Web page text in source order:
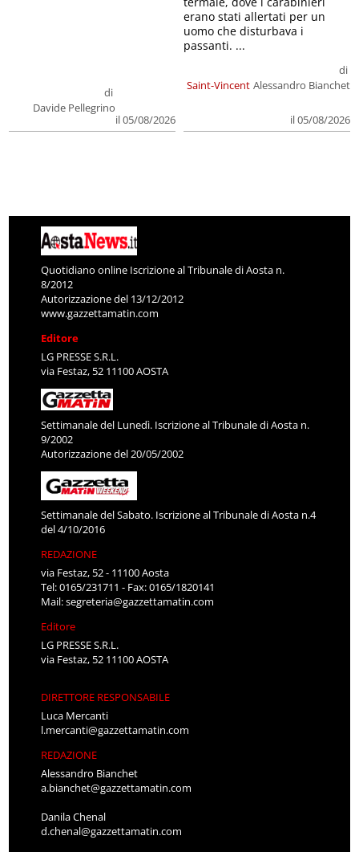
di
Davide Pellegrino
il 05/08/2026
Saint-Vincent
di
Alessandro Bianchet
il 05/08/2026
erano stati allertati per un
uomo che disturbava i
passanti. ...
Quotidiano online Iscrizione al Tribunale di Aosta n.
8/2012
Autorizzazione del 13/12/2012
www.gazzettamatin.com
Editore
LG PRESSE S.R.L.
via Festaz, 52 11100 AOSTA
Settimanale del Lunedì. Iscrizione al Tribunale di Aosta n.
9/2002
Autorizzazione del 20/05/2002
Settimanale del Sabato. Iscrizione al Tribunale di Aosta n.4
del 4/10/2016
REDAZIONE
via Festaz, 52 - 11100 Aosta
Tel: 0165/231711 - Fax: 0165/1820141
Mail:segreteria@gazzettamatin.com
Editore
LG PRESSE S.R.L.
via Festaz, 52 11100 AOSTA
DIRETTORE RESPONSABILE
Luca Mercanti
l.mercanti@gazzettamatin.com
REDAZIONE
Alessandro Bianchet
a.bianchet@gazzettamatin.com
Danila Chenal
d.chenal@gazzettamatin.com